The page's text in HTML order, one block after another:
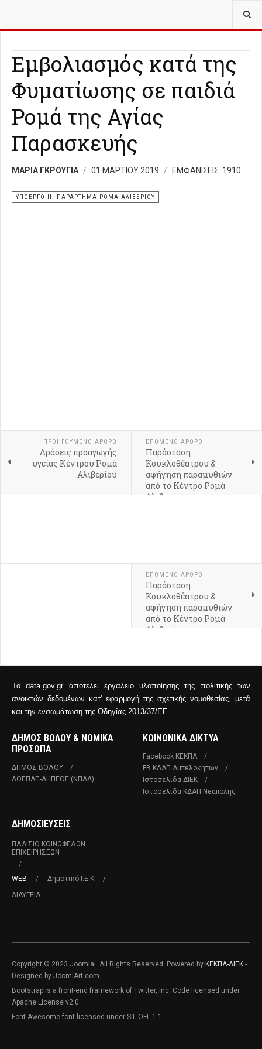
Εμβολιασμός κατά της
Φυματίωσης σε παιδιά
Ρομά της Αγίας
Παρασκευής
ΜΑΡΙΑ ΓΚΡΟΥΓΙΑ 01 ΜΑΡΤΊΟΥ 2019 ΕΜΦΑΝΊΣΕΙΣ: 1910
ΥΠΟΕΡΓΟ ΙΙ: ΠΑΡΑΡΤΗΜΑ ΡΟΜΑ ΑΛΙΒΕΡΙΟΥ
ΠΡΟΗΓΟΎΜΕΝΟ ΆΡΘΡΟ
Δράσεις προαγωγής
υγείας Κέντρου Ρομά
Αλιβερίου
ΕΠΌΜΕΝΟ ΆΡΘΡΟ
Παράσταση
Κουκλοθέατρου &
αφήγηση παραμυθιών
από το Κέντρο Ρομά
Αλιβερίου
ΕΠΌΜΕΝΟ ΆΡΘΡΟ
Παράσταση
Κουκλοθέατρου &
αφήγηση παραμυθιών
από το Κέντρο Ρομά
Αλιβερίου
Το data.gov.gr αποτελεί εργαλείο υλοποίησης της πολιτικής των
ανοικτών δεδομένων κατ' εφαρμογή της σχετικής νομοθεσίας, μετά
και την ενσωμάτωση της Οδηγίας 2013/37/ΕΕ.
ΔΗΜΟΣ ΒΟΛΟΥ & ΝΟΜΙΚΑ
ΠΡΟΣΩΠΑ
ΔΗΜΟΣ ΒΟΛΟΥ
ΔΟΕΠΑΠ-ΔΗΠΕΘΕ (ΝΠΔΔ)
ΚΟΙΝΩΝΙΚΑ ΔΙΚΤΥΑ
Facebook ΚΕΚΠΑ
FB ΚΔΑΠ Αμπελοκηπων
Ιστοσελιδα ΔΙΕΚ
Ιστοσελιδα ΚΔΑΠ Νεαπολης
ΔΗΜΟΣΙΕΥΣΕΙΣ
ΠΛΑΊΣΙΟ ΚΟΙΝΩΦΕΛΏΝ
ΕΠΙΧΕΙΡΉΣΕΩΝ
WEB
Δημοτικό Ι.Ε.Κ.
ΔΙΑΥΓΕΙΑ
Copyright © 2023 Joomla!. All Rights Reserved. Powered by ΚΕΚΠΑ-ΔΙΕΚ -
Designed by JoomlArt.com.
Bootstrap is a front-end framework of Twitter, Inc. Code licensed under
Apache License v2.0.
Font Awesome font licensed under SIL OFL 1.1.